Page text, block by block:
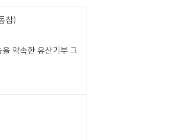
참)
약속한 유산기부 그